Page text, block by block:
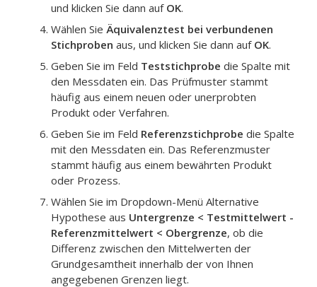
und klicken Sie dann auf OK.
Wählen Sie Äquivalenztest bei verbundenen
Stichproben aus, und klicken Sie dann auf OK.
Geben Sie im Feld Teststichprobe die Spalte mit
den Messdaten ein. Das Prüfmuster stammt
häufig aus einem neuen oder unerprobten
Produkt oder Verfahren.
Geben Sie im Feld Referenzstichprobe die Spalte
mit den Messdaten ein. Das Referenzmuster
stammt häufig aus einem bewährten Produkt
oder Prozess.
Wählen Sie im Dropdown-Menü Alternative
Hypothese aus Untergrenze < Testmittelwert -
Referenzmittelwert < Obergrenze, ob die
Differenz zwischen den Mittelwerten der
Grundgesamtheit innerhalb der von Ihnen
angegebenen Grenzen liegt.